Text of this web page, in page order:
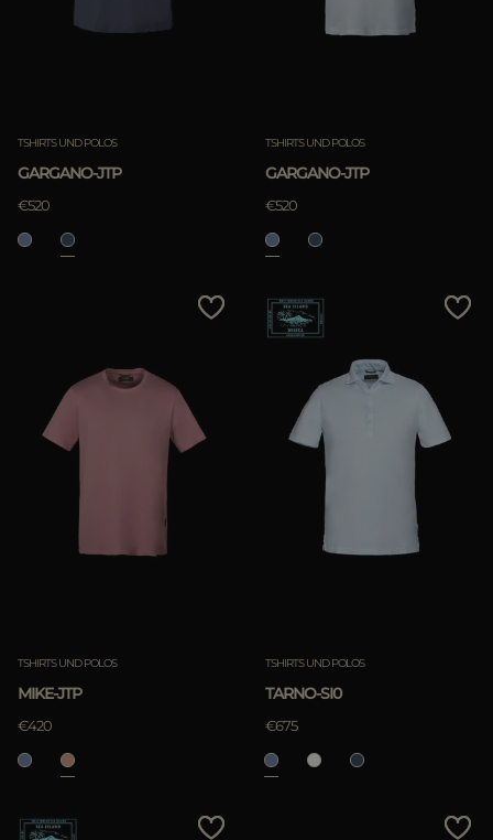
TSHIRTS UND POLOS
GARGANO-JTP
€520
TSHIRTS UND POLOS
GARGANO-JTP
€520
TSHIRTS UND POLOS
MIKE-JTP
€420
TSHIRTS UND POLOS
TARNO-SI0
€675